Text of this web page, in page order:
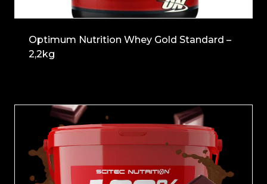
Optimum Nutrition Whey Gold Standard –
2,2kg